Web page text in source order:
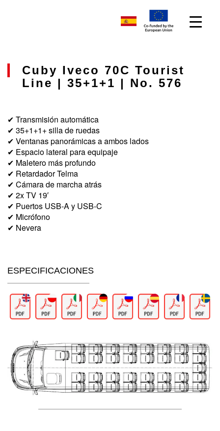
Cuby Iveco 70C Tourist
Line | 35+1+1 | No. 576
✔ Transmisión automática
✔ 35+1+1+ silla de ruedas
✔ Ventanas panorámicas a ambos lados
✔ Espacio lateral para equipaje
✔ Maletero más profundo
✔ Retardador Telma
✔ Cámara de marcha atrás
✔ 2x TV 19′
✔ Puertos USB-A y USB-C
✔ Micrófono
✔ Nevera
ESPECIFICACIONES